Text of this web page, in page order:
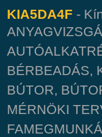
KIA5DA4F -
BÉRBEADÁS,
BÚTOR,
MÉRNÖKI